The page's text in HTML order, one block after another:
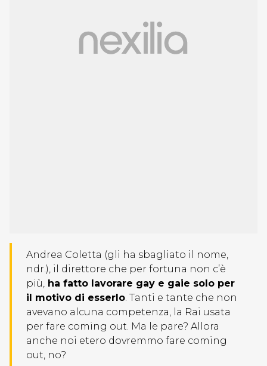
Andrea Coletta (gli ha sbagliato il nome,
ndr.), il direttore che per fortuna non c’è
più, ha fatto lavorare gay e gaie solo per
il motivo di esserlo. Tanti e tante che non
avevano alcuna competenza, la Rai usata
per fare coming out. Ma le pare? Allora
anche noi etero dovremmo fare coming
out, no?